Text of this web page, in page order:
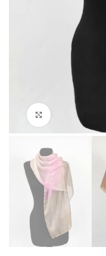
Click to enlarge